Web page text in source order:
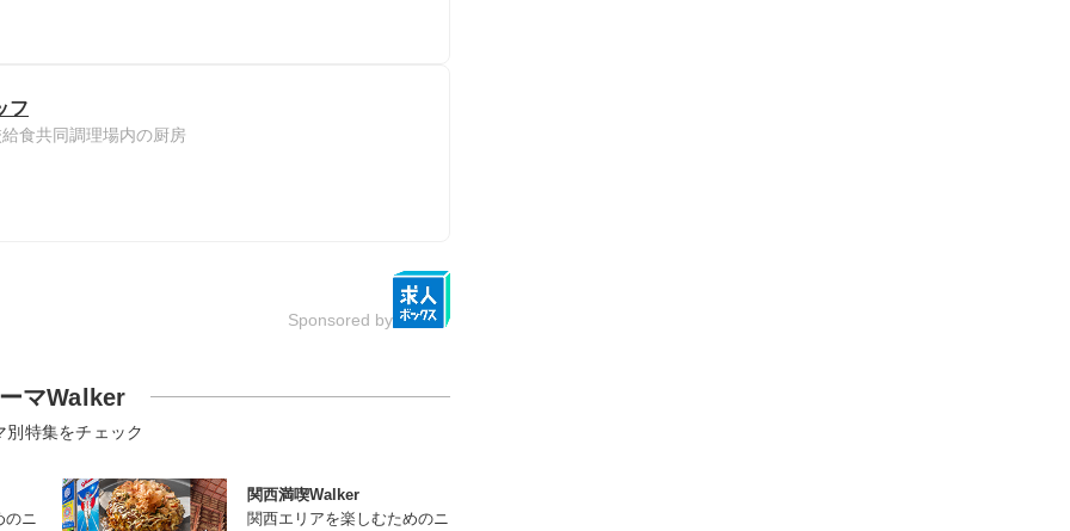
フ
食共同調理場内の厨房
Sponsored by
マWalker
別特集をチェック
のニ
関西満喫Walker
関西エリアを楽しむためのニ